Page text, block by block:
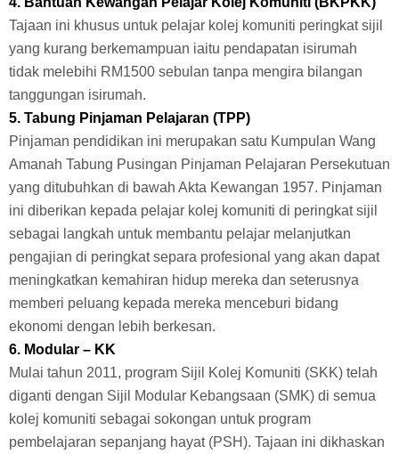
Tajaan ini khusus untuk pelajar kolej komuniti peringkat sijil
yang kurang berkemampuan iaitu pendapatan isirumah
tidak melebihi RM1500 sebulan tanpa mengira bilangan
tanggungan isirumah.
5. Tabung Pinjaman Pelajaran (TPP)
Pinjaman pendidikan ini merupakan satu Kumpulan Wang
Amanah Tabung Pusingan Pinjaman Pelajaran Persekutuan
yang ditubuhkan di bawah Akta Kewangan 1957. Pinjaman
ini diberikan kepada pelajar kolej komuniti di peringkat sijil
sebagai langkah untuk membantu pelajar melanjutkan
pengajian di peringkat separa profesional yang akan dapat
meningkatkan kemahiran hidup mereka dan seterusnya
memberi peluang kepada mereka menceburi bidang
ekonomi dengan lebih berkesan.
6. Modular – KK
Mulai tahun 2011, program Sijil Kolej Komuniti (SKK) telah
diganti dengan Sijil Modular Kebangsaan (SMK) di semua
kolej komuniti sebagai sokongan untuk program
pembelajaran sepanjang hayat (PSH). Tajaan ini dikhaskan